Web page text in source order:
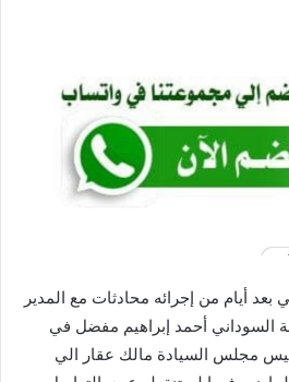
بعد أيام من إجرائه محادثات مع المدير
السوداني أحمد إبراهيم مفضل في
مجلس السيادة مالك عقار الي